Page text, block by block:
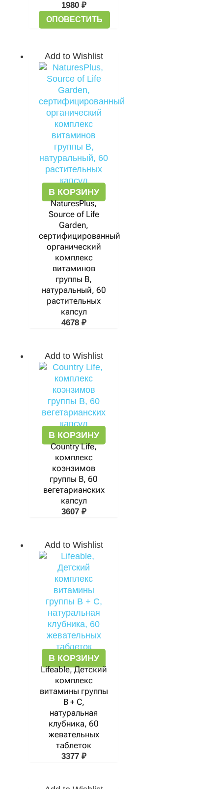
1980 ₽
ОПОВЕСТИТЬ
Add to Wishlist
В КОРЗИНУ
NaturesPlus,
Source of Life
Garden,
сертифицированный
органический
комплекс
витаминов
группы В,
натуральный, 60
растительных
капсул
4678 ₽
Add to Wishlist
В КОРЗИНУ
Country Life,
комплекс
коэнзимов
группы B, 60
вегетарианских
капсул
3607 ₽
Add to Wishlist
В КОРЗИНУ
Lifeable, Детский
комплекс
витамины группы
B + C,
натуральная
клубника, 60
жевательных
таблеток
3377 ₽